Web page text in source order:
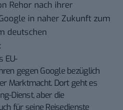
Rehor nach ihrer
in naher Zukunft zum
deutschen
EU-
gegen Google bezüglich
Marktmacht. Dort geht es
Dienst, aber die
für seine Reisedienste